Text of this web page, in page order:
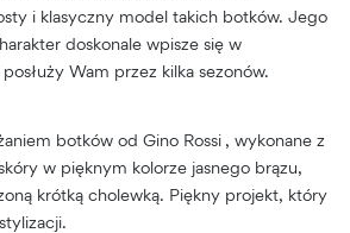
i klasyczny model takich botków. Jego
doskonale wpisze się w
Wam przez kilka sezonów.
botków od Gino Rossi , wykonane z
w pięknym kolorze jasnego brązu,
krótką cholewką. Piękny projekt, który